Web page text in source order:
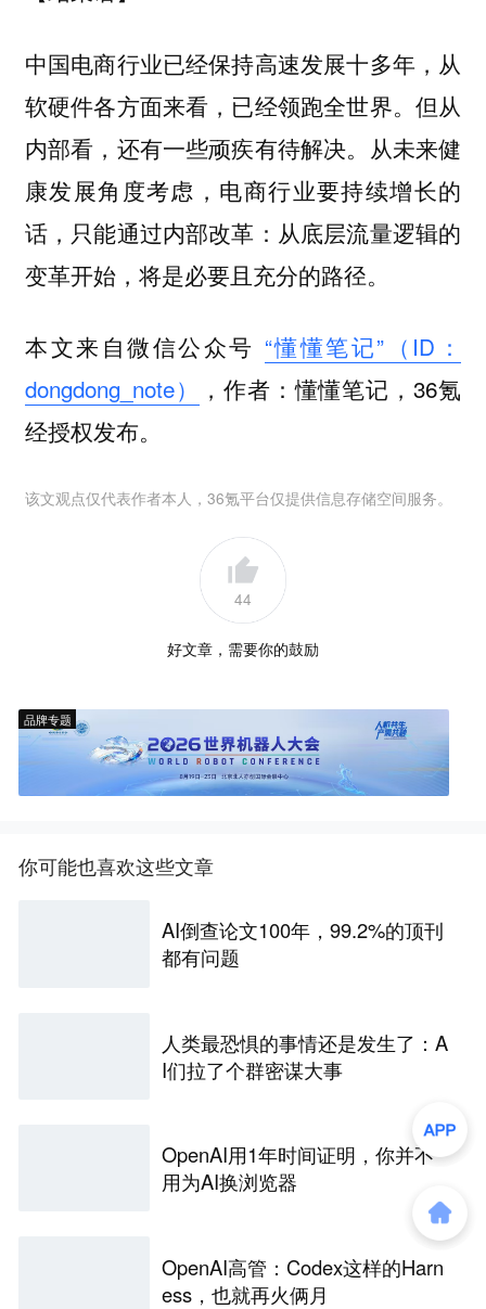
中国电商行业已经保持高速发展十多年，从
软硬件各方面来看，已经领跑全世界。但从
内部看，还有一些顽疾有待解决。从未来健
康发展角度考虑，电商行业要持续增长的
话，只能通过内部改革：从底层流量逻辑的
变革开始，将是必要且充分的路径。
本文来自微信公众号 “懂懂笔记”（ID：
dongdong_note）
，作者：懂懂笔记，36氪
经授权发布。
该文观点仅代表作者本人，36氪平台仅提供信息存储空间服务。
44
好文章，需要你的鼓励
品牌专题
你可能也喜欢这些文章
AI倒查论文100年，99.2%的顶刊
都有问题
人类最恐惧的事情还是发生了：A
I们拉了个群密谋大事
OpenAI用1年时间证明，你并不
用为AI换浏览器
OpenAI高管：Codex这样的Harn
ess，也就再火俩月